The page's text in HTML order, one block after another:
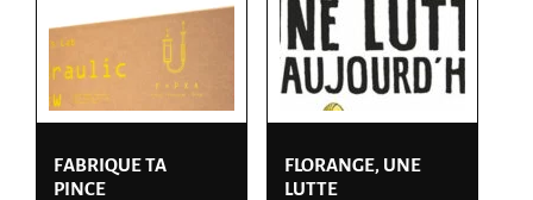
FABRIQUE TA
PINCE
FLORANGE, UNE
LUTTE